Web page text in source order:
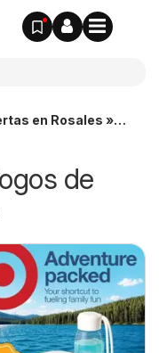
en Rosales »
de